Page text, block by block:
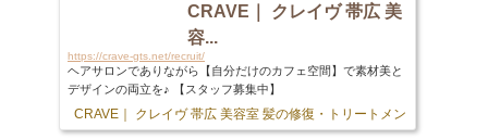
CRAVE｜ クレイヴ 帯広 美
容...
https://crave-gts.net/recruit/
ヘアサロンでありながら【自分だけのカフェ空間】で素材美と
デザインの両立を♪ 【スタッフ募集中】
CRAVE｜ クレイヴ 帯広 美容室 髪の修復・トリートメント専門店